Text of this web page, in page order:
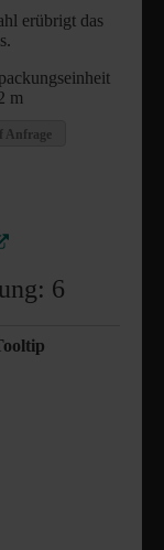
erübrigt das
m
Anfrage
6